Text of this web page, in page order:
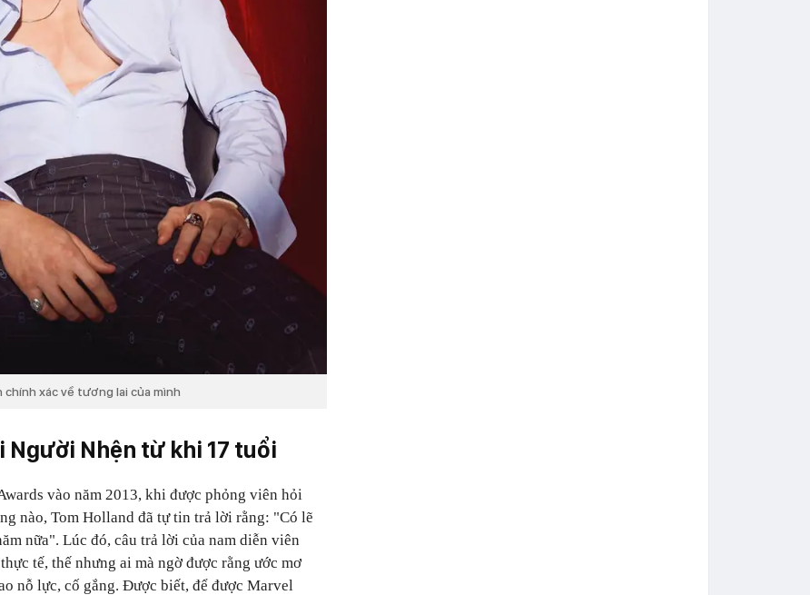
xác về tương lai của mình
Người Nhện từ khi 17 tuổi
vào năm 2013, khi được phỏng viên hỏi
nào, Tom Holland đã tự tin trả lời rằng: "Có lẽ
nữa". Lúc đó, câu trả lời của nam diễn viên
tế, thế nhưng ai mà ngờ được rằng ước mơ
nỗ lực, cố gắng. Được biết, để được Marvel